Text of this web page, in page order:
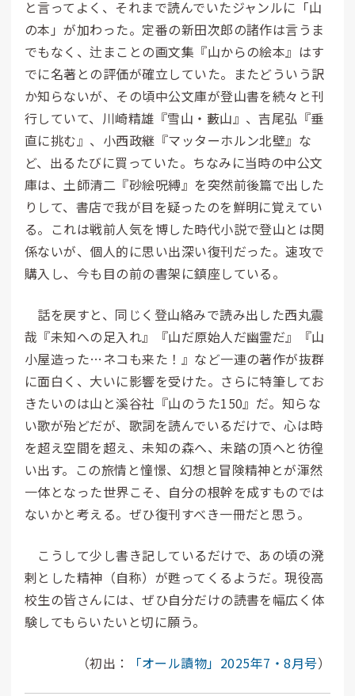
と言ってよく、それまで読んでいたジャンルに「山
の本」が加わった。定番の新田次郎の諸作は言うま
でもなく、辻まことの画文集『山からの絵本』はす
でに名著との評価が確立していた。またどういう訳
か知らないが、その頃中公文庫が登山書を続々と刊
行していて、川崎精雄『雪山・藪山』、吉尾弘『垂
直に挑む』、小西政継『マッターホルン北壁』な
ど、出るたびに買っていた。ちなみに当時の中公文
庫は、土師清二『砂絵呪縛』を突然前後篇で出した
りして、書店で我が目を疑ったのを鮮明に覚えてい
る。これは戦前人気を博した時代小説で登山とは関
係ないが、個人的に思い出深い復刊だった。速攻で
購入し、今も目の前の書架に鎮座している。
話を戻すと、同じく登山絡みで読み出した西丸震
哉『未知への足入れ』『山だ原始人だ幽霊だ』『山
小屋造った…ネコも来た！』など一連の著作が抜群
に面白く、大いに影響を受けた。さらに特筆してお
きたいのは山と溪谷社『山のうた150』だ。知らな
い歌が殆どだが、歌詞を読んでいるだけで、心は時
を超え空間を超え、未知の森へ、未踏の頂へと彷徨
い出す。この旅情と憧憬、幻想と冒険精神とが渾然
一体となった世界こそ、自分の根幹を成すものでは
ないかと考える。ぜひ復刊すべき一冊だと思う。
こうして少し書き記しているだけで、あの頃の溌
剌とした精神（自称）が甦ってくるようだ。現役高
校生の皆さんには、ぜひ自分だけの読書を幅広く体
験してもらいたいと切に願う。
（初出： 「オール讀物」2025年7・8月号）